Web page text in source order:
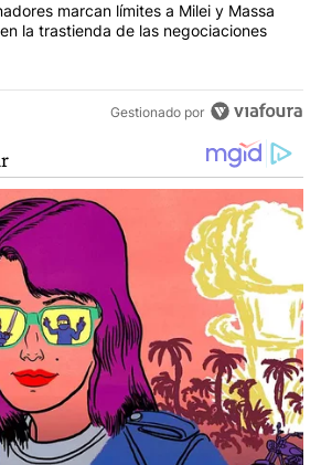
con el título "Los gobernadores
marcan límites a Milei y Massa
la trastienda de las negociaciones
Gestionado por